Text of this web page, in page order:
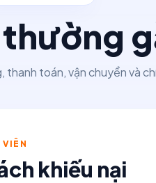
thanh toán, vận chuyển và
VIÊN
khiếu nại